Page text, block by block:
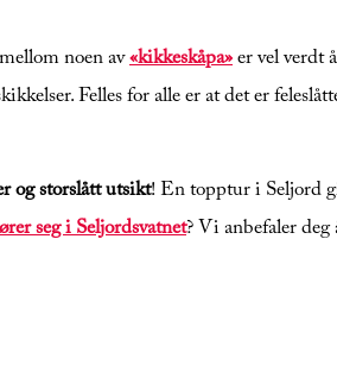
noen av«kikkeskåpa»er vel verdt
Felles for alle er at det er
og storslått utsikt! En topptur i Seljord
seg i Seljordsvatnet? Vi anbefaler deg